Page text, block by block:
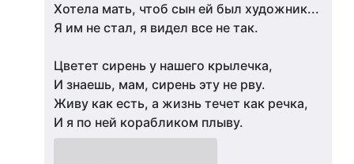
Хотела мать, чтоб сын ей был художник...
Я им не стал, я видел все не так.
Цветет сирень у нашего крылечка,
И знаешь, мам, сирень эту не рву.
Живу как есть, а жизнь течет как речка,
И я по ней корабликом плыву.